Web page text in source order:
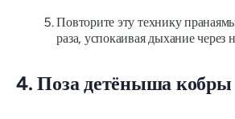
Повторите эту технику
раза, успокаивая дыхание через
4. Поза детёныша кобры